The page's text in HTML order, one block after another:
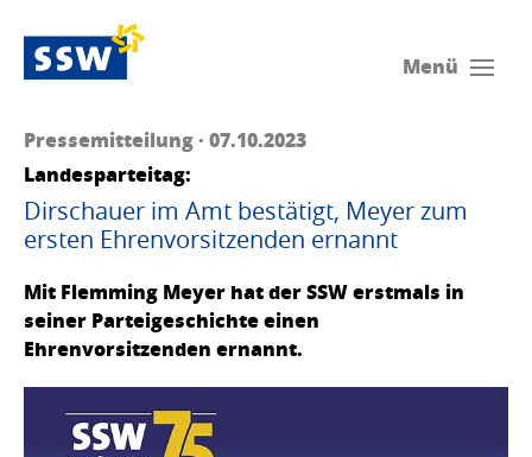
Menü
Pressemitteilung · 07.10.2023
Landesparteitag:
Dirschauer im Amt bestätigt, Meyer zum
ersten Ehrenvorsitzenden ernannt
Mit Flemming Meyer hat der SSW erstmals in
seiner Parteigeschichte einen
Ehrenvorsitzenden ernannt.